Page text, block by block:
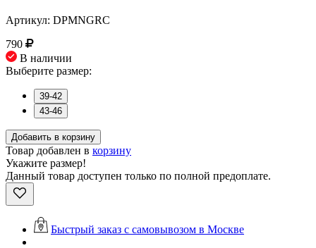
Артикул: DPMNGRC
790
В наличии
Выберите размер:
39-42
43-46
Добавить в корзину
Товар добавлен в корзину
Укажите размер!
Данный товар доступен только по полной предоплате.
Быстрый заказ с самовывозом в Москве